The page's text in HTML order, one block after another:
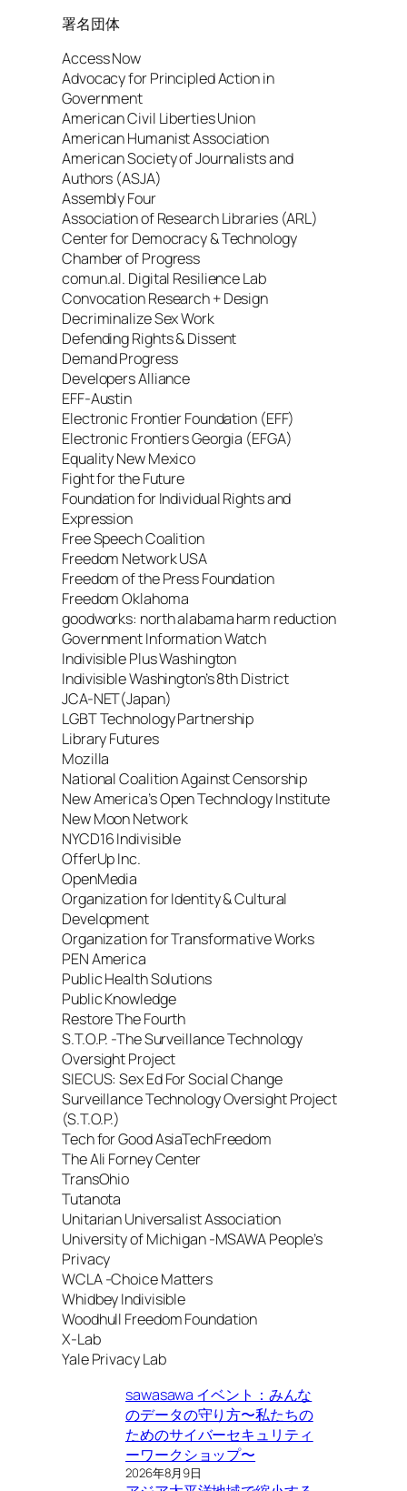
署名団体
Access Now
Advocacy for Principled Action in
Government
American Civil Liberties Union
American Humanist Association
American Society of Journalists and
Authors (ASJA)
Assembly Four
Association of Research Libraries (ARL)
Center for Democracy & Technology
Chamber of Progress
comun.al. Digital Resilience Lab
Convocation Research + Design
Decriminalize Sex Work
Defending Rights & Dissent
Demand Progress
Developers Alliance
EFF-Austin
Electronic Frontier Foundation (EFF)
Electronic Frontiers Georgia (EFGA)
Equality New Mexico
Fight for the Future
Foundation for Individual Rights and
Expression
Free Speech Coalition
Freedom Network USA
Freedom of the Press Foundation
Freedom Oklahoma
goodworks: north alabama harm reduction
Government Information Watch
Indivisible Plus Washington
Indivisible Washington’s 8th District
JCA-NET(Japan)
LGBT Technology Partnership
Library Futures
Mozilla
National Coalition Against Censorship
New America’s Open Technology Institute
New Moon Network
NYCD16 Indivisible
OfferUp Inc.
OpenMedia
Organization for Identity & Cultural
Development
Organization for Transformative Works
PEN America
Public Health Solutions
Public Knowledge
Restore The Fourth
S.T.O.P. -The Surveillance Technology
Oversight Project
SIECUS: Sex Ed For Social Change
Surveillance Technology Oversight Project
(S.T.O.P.)
Tech for Good AsiaTechFreedom
The Ali Forney Center
TransOhio
Tutanota
Unitarian Universalist Association
University of Michigan -MSAWA People’s
Privacy
WCLA -Choice Matters
Whidbey Indivisible
Woodhull Freedom Foundation
X-Lab
Yale Privacy Lab
sawasawa イベント：みんな
のデータの守り方〜私たちの
ためのサイバーセキュリティ
ーワークショップ〜
2026年8月9日